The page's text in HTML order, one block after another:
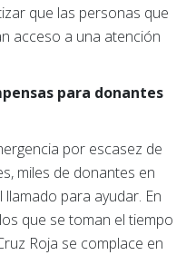
que las personas que
acceso a una atención
para donantes
por escasez de
miles de donantes en
para ayudar. En
que se toman el tiempo
Roja se complace en